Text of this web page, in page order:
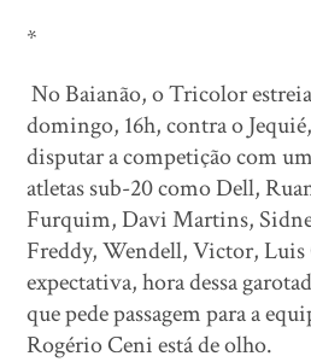
*
No Baianão, o Tricolor
domingo, 16h, contra o
disputar a competição com
atletas sub-20 como Dell,
Furquim, Davi Martins,
Freddy, Wendell, Victor,
expectativa, hora dessa
que pede passagem para a
Rogério Ceni está de olho.